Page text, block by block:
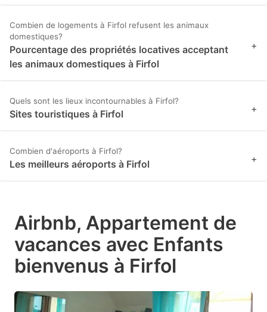
Combien de logements à Firfol refusent les animaux
domestiques?
Pourcentage des propriétés locatives acceptant
les animaux domestiques à Firfol
+
Quels sont les lieux incontournables à Firfol?
Sites touristiques à Firfol +
Combien d'aéroports à Firfol?
Les meilleurs aéroports à Firfol +
Airbnb, Appartement de
vacances avec Enfants
bienvenus à Firfol